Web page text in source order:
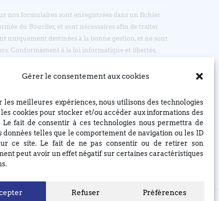
Gérer le consentement aux cookies
les meilleures expériences, nous utilisons des technologies
cookies pour stocker et/ou accéder aux informations des
Le fait de consentir à ces technologies nous permettra de
données telles que le comportement de navigation ou les ID
ce site. Le fait de ne pas consentir ou de retirer son
peut avoir un effet négatif sur certaines caractéristiques
Refuser Préférences
nos formulaires sont enregistrées dans un fichier
du Bouclier, et sont nécessaires afin de traiter
uniquement destinées à la bonne gestion, et ne sont
Conformément à la loi informatique et libertés,
d’opposition et de rectification, en écrivant par
REFORMEE DU BOUCLIER, 4 rue du Bouclier,
à eglise(at)lebouclier.fr
Je m'abonne